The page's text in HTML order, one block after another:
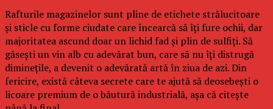
Rafturile magazinelor sunt pline de etichete strălucitoare
și sticle cu forme ciudate care încearcă să îți fure ochii, dar
majoritatea ascund doar un lichid fad și plin de sulfiți. Să
găsești un vin alb cu adevărat bun, care să nu îți distrugă
diminețile, a devenit o adevărată artă în ziua de azi. Din
fericire, există câteva secrete care te ajută să deosebești o
licoare premium de o băutură industrială, așa că citește